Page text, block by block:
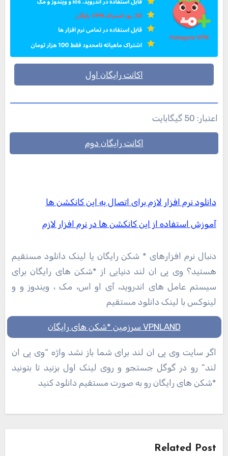
اکانت رایگان اول
اعتبار: 50 گیگابایت
اکانت رایگان دوم
دانلود نرم افزار لازم برای اتصال به این کانکشن ها
آموزش استفاده از این کانکشن ها در نرم افزار لازم
دنبال نرم افزارهای * شکن رایگان یا لینک دانلود مستقیم
هستید؟ وی پی ان لند دنیایی از *شکن های رایگان برای
سیستم عامل های اندروید، آی او اس، مک ، ویندوز و و
لینوکس با لینک دانلود مستقیم
VPNLAND سرزمین *شکن های رایگان
اگر سایت وی پی ان لند برای شما باز نشد واژه “وی پی ان
لند” رو در گوگل جستجو و روی لینک اول بزنید تا بتونید
*شکن های رایگان رو به صورت مستقیم دانلود کنید
راهبری
Related Post